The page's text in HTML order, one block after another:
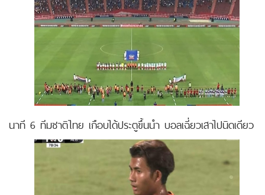
นาที 6 ทีมชาติไทย เกือบได้ประตูขึ้นนำ บอลเฉี่ยวเสาไปนิดเดียว